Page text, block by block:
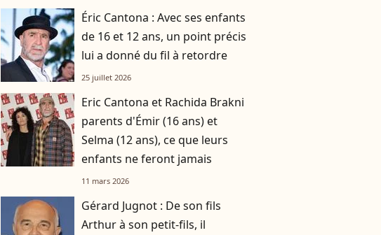
Éric Cantona : Avec ses enfants
de 16 et 12 ans, un point précis
lui a donné du fil à retordre
25 juillet 2026
Eric Cantona et Rachida Brakni
parents d'Émir (16 ans) et
Selma (12 ans), ce que leurs
enfants ne feront jamais
11 mars 2026
Gérard Jugnot : De son fils
Arthur à son petit-fils, il